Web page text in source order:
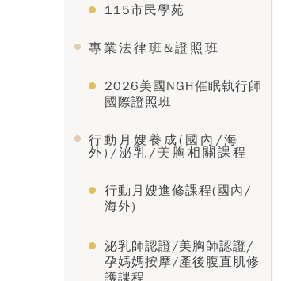
115市民學苑
專業法律班&證照班
2026美國NGH催眠執行師
國際證照班
行動月嫂養成(國內/海
外)/泌乳/美胸相關課程
行動月嫂進修課程(國內/
海外)
泌乳師認證/美胸師認證/
孕媽媽按摩/產後腹直肌修
護課程